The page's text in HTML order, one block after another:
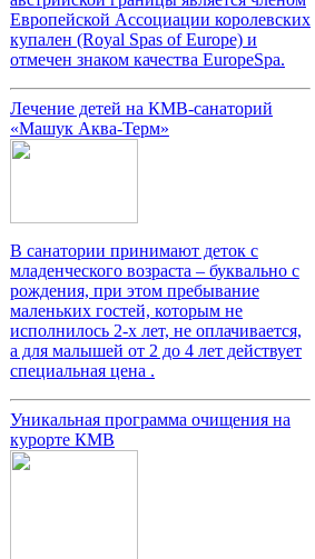
Европейской Ассоциации королевских
купален (Royal Spas of Europe) и
отмечен знаком качества EuropeSpa.
Лечение детей на КМВ-санаторий
«Машук Аква-Терм»
В санатории принимают деток с
младенческого возраста – буквально с
рождения, при этом пребывание
маленьких гостей, которым не
исполнилось 2-х лет, не оплачивается,
а для малышей от 2 до 4 лет действует
специальная цена .
Уникальная программа очищения на
курорте КМВ